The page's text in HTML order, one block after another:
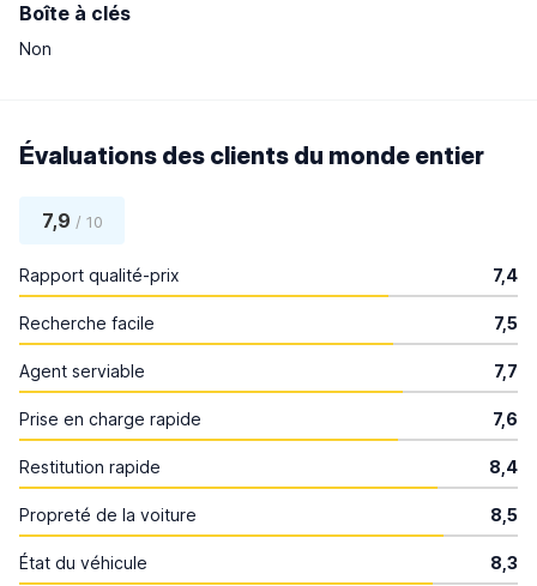
Boîte à clés
Non
Évaluations des clients du monde entier
7,9 / 10
Rapport qualité-prix 7,4
Recherche facile 7,5
Agent serviable 7,7
Prise en charge rapide 7,6
Restitution rapide 8,4
Propreté de la voiture 8,5
État du véhicule 8,3